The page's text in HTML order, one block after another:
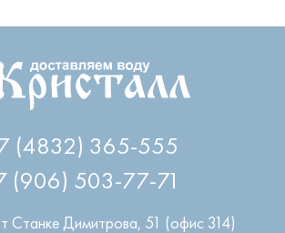
(4832) 365-555
(906) 503-77-71
т Станке Димитрова, 51 (офис 314)